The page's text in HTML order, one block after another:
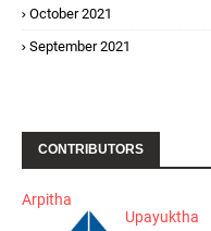
October 2021
September 2021
CONTRIBUTORS
Arpitha
Upayuktha